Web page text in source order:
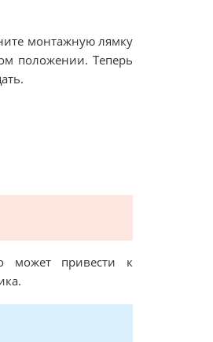
монтажную лямку
положении. Теперь
может привести к